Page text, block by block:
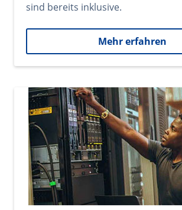
sind bereits inklusive.
Mehr erfahren